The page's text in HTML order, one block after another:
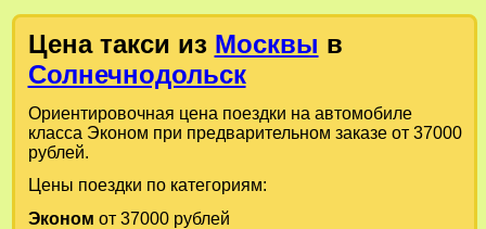
Цена такси из Москвы в
Солнечнодольск
Ориентировочная цена поездки на автомобиле
класса Эконом при предварительном заказе от 37000
рублей.
Цены поездки по категориям:
Эконом от 37000 рублей